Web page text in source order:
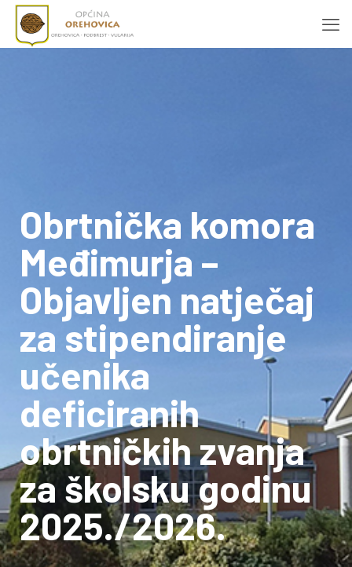
Obrtnička komora
Međimurja –
Objavljen natječaj
za stipendiranje
učenika
deficiranih
obrtničkih zvanja
za školsku godinu
2025./2026.